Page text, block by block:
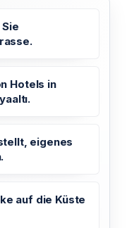
Hotels in
eigenes
auf die Küste